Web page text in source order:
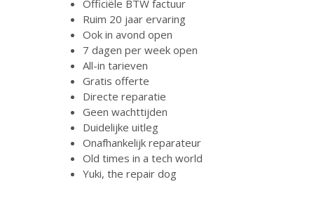
Officiële BTW factuur
Ruim 20 jaar ervaring
Ook in avond open
7 dagen per week open
All-in tarieven
Gratis offerte
Directe reparatie
Geen wachttijden
Duidelijke uitleg
Onafhankelijk reparateur
Old times in a tech world
Yuki, the repair dog